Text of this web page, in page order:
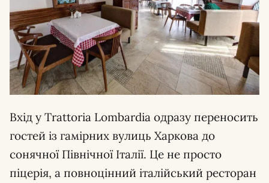
Вхід у Trattoria Lombardia одразу переносить
гостей із гамірних вулиць Харкова до
сонячної Північної Італії. Це не просто
піцерія, а повноцінний італійський ресторан